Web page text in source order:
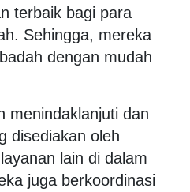
terbaik bagi para
Sehingga, mereka
dengan mudah
menindaklanjuti dan
disediakan oleh
lain di dalam
juga berkoordinasi